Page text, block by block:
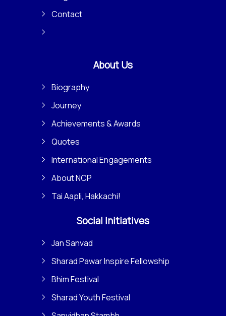
Contact
About Us
Biography
Journey
Achievements & Awards
Quotes
International Engagements
About NCP
Tai Aapli, Hakkachi!
Social Initiatives
Jan Sanvad
Sharad Pawar Inspire Fellowship
Bhim Festival
Sharad Youth Festival